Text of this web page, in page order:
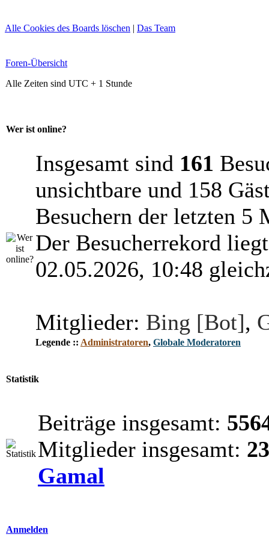
Alle Cookies des Boards löschen | Das Team
Foren-Übersicht
Alle Zeiten sind UTC + 1 Stunde
Wer ist online?
Insgesamt sind 161
unsichtbare und 158
Besuchern der letzten 5
Der Besucherrekord
02.05.2026, 10:48
Mitglieder: Bing [Bot],
Legende :: Administratoren, Globale Moderatoren
Statistik
Beiträge insgesamt:
Mitglieder insgesamt:
Gamal
Anmelden